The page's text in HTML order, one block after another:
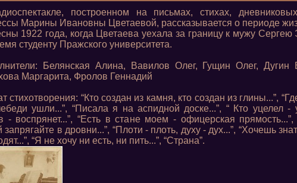
построенном на письмах, стихах,
Марины Ивановны Цветаевой, рассказывается о периоде
1922 года, когда Цветаева уехала за границу к мужу Сергею
студенту Пражского университета.
Белянская Алина, Вавилов Олег, Гущин Олег, Дугин
Маргарита, Фролов Геннадий
стихотворения: “Кто создан из камня, кто создан из глины...”,
ушли...”, “Писала я на аспидной доске...”, “ Кто уцелел -
- воспрянет...”, “Есть в стане моем - офицерская прямость...”,
запрягайте в дровни...”, “Плоти - плоть, духу - дух...”, “Хочешь
“Я не хочу ни есть, ни пить...”, “Страна”.